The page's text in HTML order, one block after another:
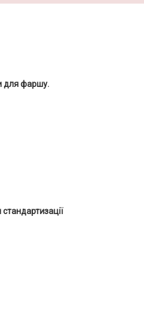
для фаршу.